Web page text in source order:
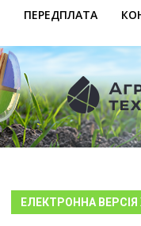
ПЕРЕДПЛАТА
ЕЛЕКТРОННА